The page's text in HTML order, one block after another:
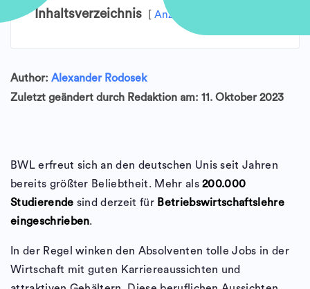
Inhaltsverzeichnis Anzeigen
Author: Alexander Rodosek
Zuletzt geändert durch Redaktion am: 11. Oktober 2023
BWL erfreut sich an den deutschen Unis seit Jahren
bereits größter Beliebtheit. Mehr als200.000
Studierende sind derzeit für Betriebswirtschaftslehre
eingeschrieben.
In der Regel winken den Absolventen tolle Jobs in der
Wirtschaft mit guten Karriereaussichten und